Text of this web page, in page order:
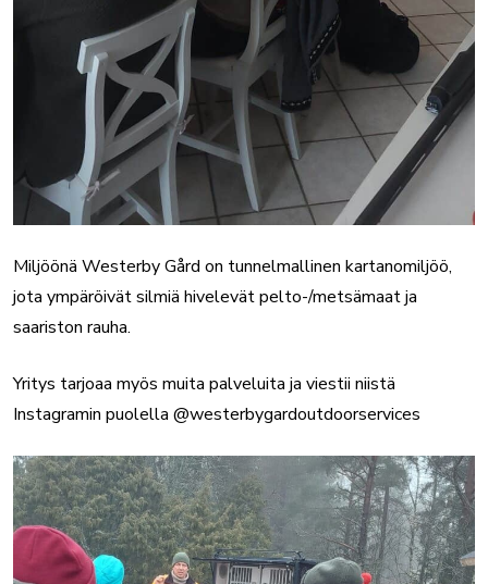
Miljöönä Westerby Gård on tunnelmallinen kartanomiljöö,
jota ympäröivät silmiä hivelevät pelto-/metsämaat ja
saariston rauha.
Yritys tarjoaa myös muita palveluita ja viestii niistä
Instagramin puolella @westerbygardoutdoorservices